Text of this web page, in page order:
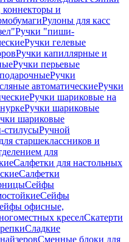
коннекторы и
Рулоны для касс
Ручки "пиши-
Ручки гелевые
Ручки капиллярные и
Ручки перьевые
Ручки
автоматическиеРучки
Ручки шариковые на
Ручки шариковые
шариковые
стилусыРучной
старшеклассников и
для
Салфетки для настольных
Салфетки
Сейфы
Сейфы
офисные,
креселСкатерти
Сладкие
Сменные блоки для